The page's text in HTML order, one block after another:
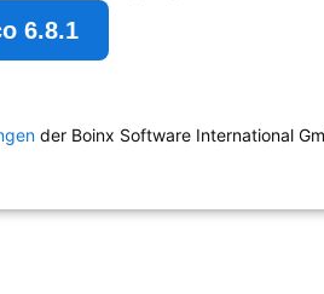
6.8.1
der Boinx Software International